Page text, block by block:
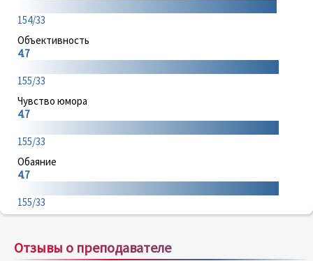
154/33
Объективность
4.7
155/33
Чувство юмора
4.7
155/33
Обаяние
4.7
155/33
Отзывы о преподавателе